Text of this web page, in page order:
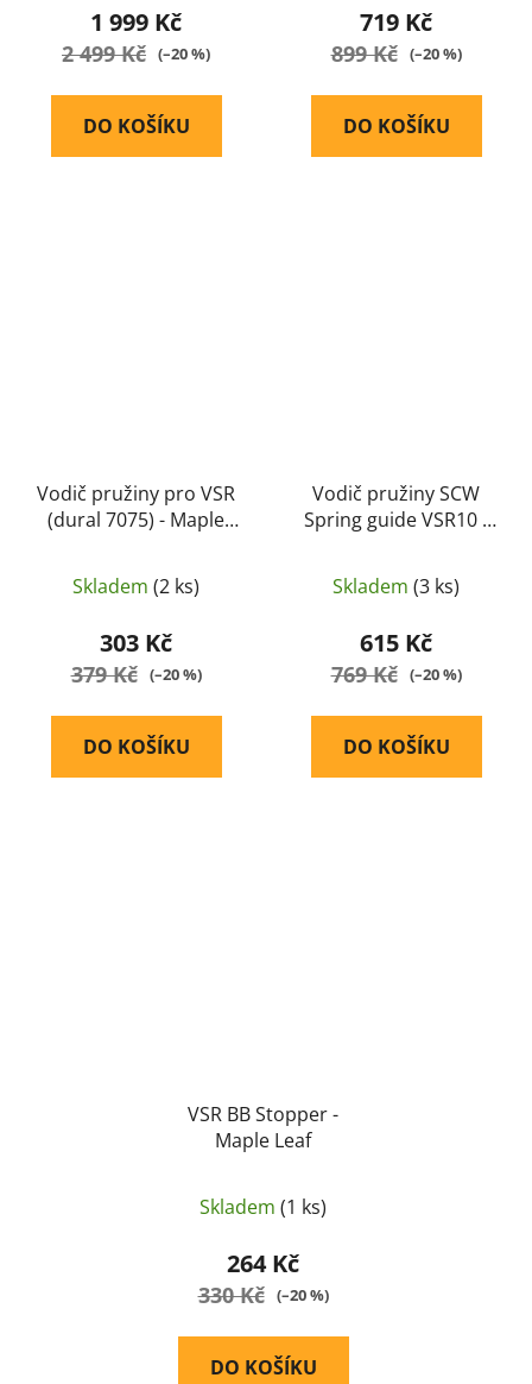
1 999 Kč
2 499 Kč (–20 %)
DO KOŠÍKU
719 Kč
899 Kč (–20 %)
DO KOŠÍKU
Vodič pružiny pro VSR
(dural 7075) - Maple
Skladem (2 ks)
303 Kč
379 Kč (–20 %)
DO KOŠÍKU
Vodič pružiny SCW
Spring guide VSR10 -
Works
Skladem (3 ks)
615 Kč
769 Kč (–20 %)
DO KOŠÍKU
VSR BB Stopper -
Maple Leaf
Skladem (1 ks)
264 Kč
330 Kč (–20 %)
DO KOŠÍKU